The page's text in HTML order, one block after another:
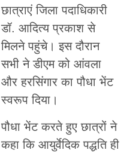
छात्राएं जिला पदाधिकारी
डॉ. आदित्य प्रकाश से
मिलने पहुंचे। इस दौरान
सभी ने डीएम को आंवला
और हरसिंगार का पौधा भेंट
स्वरूप दिया।
पौधा भेंट करते हुए छात्रों ने
कहा कि आयुर्वेदिक पद्धति ही